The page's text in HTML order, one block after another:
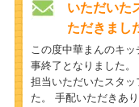
いただいた
ただきまし
この度中華まんのキ
事終了となりました。
担当いただいたスタ
た。 手配いただきあ